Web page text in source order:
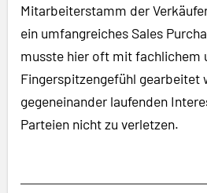
Mitarbeiterstamm der
ein umfangreiches Sales
musste hier oft mit fachlichem
Fingerspitzengefühl gearbeitet
gegeneinander laufenden
Parteien nicht zu verletzen.